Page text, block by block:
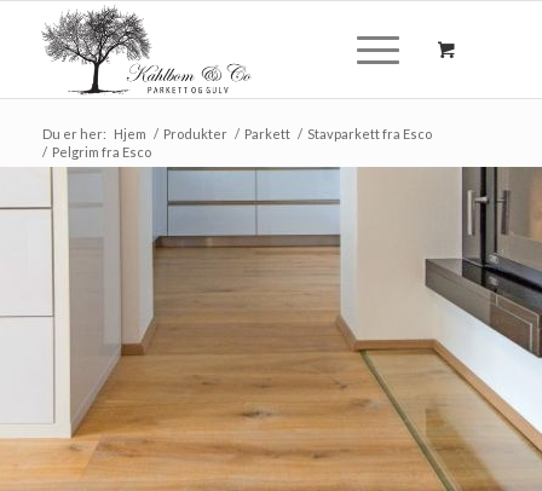
Du er her: Hjem / Produkter / Parkett / Stavparkett fra Esco
/ Pelgrim fra Esco